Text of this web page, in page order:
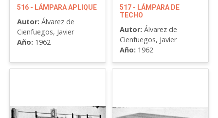
516 - LÁMPARA APLIQUE
Autor: Álvarez de
Cienfuegos, Javier
Año: 1962
517 - LÁMPARA DE
TECHO
Autor: Álvarez de
Cienfuegos, Javier
Año: 1962